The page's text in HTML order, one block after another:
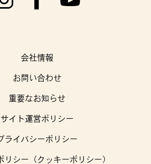
会社情報
お問い合わせ
重要なお知らせ
サイト運営ポリシー
ライバシーポリシー
リシー（クッキーポリシー）